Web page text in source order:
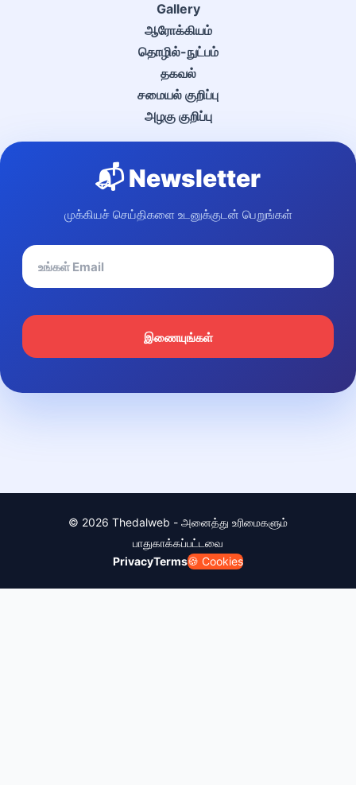
Gallery
ஆரோக்கியம்
தொழில்-நுட்பம்
தகவல்
சமையல் குறிப்பு
அழகு குறிப்பு
📬 Newsletter
முக்கியச் செய்திகளை உடனுக்குடன் பெறுங்கள்
இணையுங்கள்
© 2026 Thedalweb - அனைத்து உரிமைகளும்
பாதுகாக்கப்பட்டவை
PrivacyTerms🍪 Cookies